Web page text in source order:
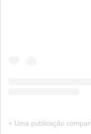
+ Uma publicação